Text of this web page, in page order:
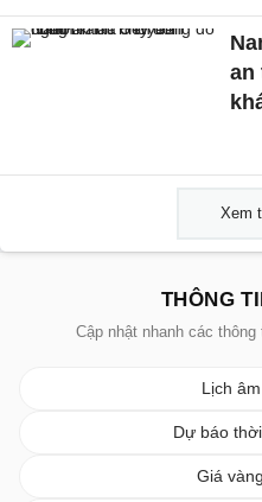
an
Xem
THÔNG
Cập nhật nhanh các
Lịch
Dự báo
Giá